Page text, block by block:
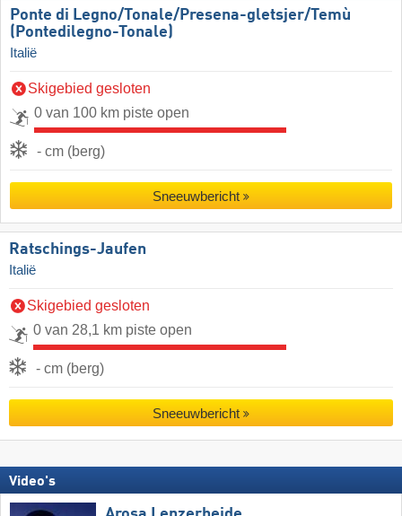
Ponte di Legno/​​Tonale/​​Presena-gletsjer/​​Temù
(Pontedilegno-Tonale)
Italië
Skigebied gesloten
0 van 100 km piste open
- cm (berg)
Sneeuwbericht
Ratschings-Jaufen
Italië
Skigebied gesloten
0 van 28,1 km piste open
- cm (berg)
Sneeuwbericht
Video's